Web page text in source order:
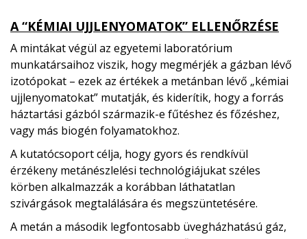
A “KÉMIAI UJJLENYOMATOK” ELLENŐRZÉSE
A mintákat végül az egyetemi laboratórium
munkatársaihoz viszik, hogy megmérjék a gázban lévő
izotópokat – ezek az értékek a metánban lévő „kémiai
ujjlenyomatokat” mutatják, és kiderítik, hogy a forrás
háztartási gázból származik-e fűtéshez és főzéshez,
vagy más biogén folyamatokhoz.
A kutatócsoport célja, hogy gyors és rendkívül
érzékeny metánészlelési technológiájukat széles
körben alkalmazzák a korábban láthatatlan
szivárgások megtalálására és megszüntetésére.
A metán a második legfontosabb üvegházhatású gáz,